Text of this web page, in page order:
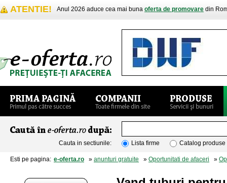
ATENTIE! Anul 2026 aduce cea mai buna oferta de promovare din
Cauta in sectiunile: Lista firme Catalog produse
Esti pe pagina: e-oferta.ro » anunturi gratuite » Oportunitati de afaceri »